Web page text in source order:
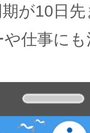
が10日
や仕事に